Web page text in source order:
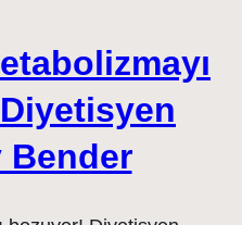
Bender